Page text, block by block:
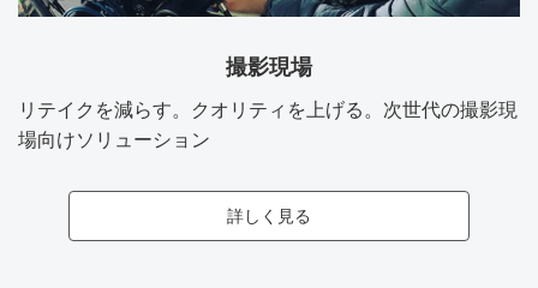
撮影現場
リテイクを減らす。クオリティを上げる。次世代の撮影現
場向けソリューション
詳しく見る